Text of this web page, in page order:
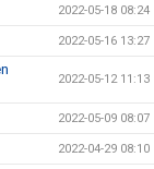
2022-05-18 08:24
2022-05-16 13:27
2022-05-12 11:13
2022-05-09 08:07
2022-04-29 08:10